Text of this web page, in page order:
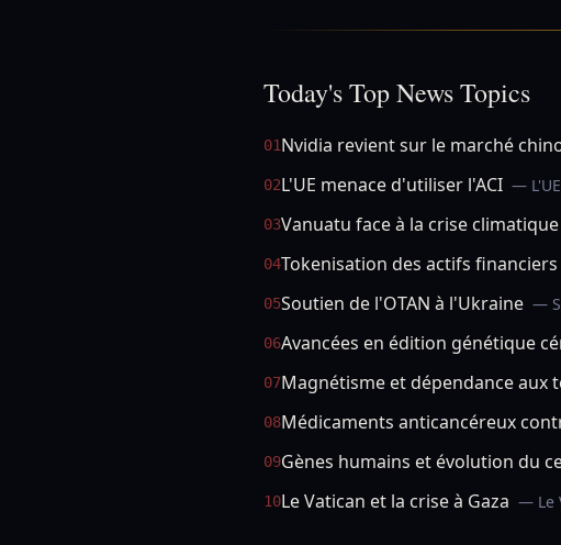
Today's Top News Topics
01Nvidia revient sur le marché
02L'UE menace d'utiliser l'ACI —
03Vanuatu face à la crise climatique
04Tokenisation des actifs financiers
05Soutien de l'OTAN à l'Ukraine —
06Avancées en édition génétique
07Magnétisme et dépendance aux
08Médicaments anticancéreux
09Gènes humains et évolution du
10Le Vatican et la crise à Gaza — Le